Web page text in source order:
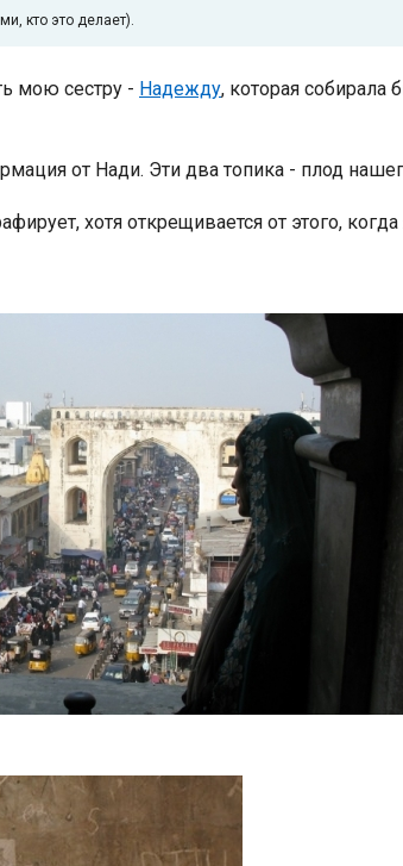
кто это делает).
мою сестру - Надежду, которая собирала
от Нади. Эти два топика - плод
хотя открещивается от этого,